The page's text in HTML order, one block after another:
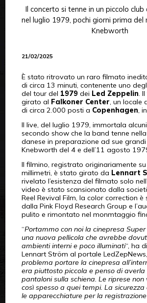
Il concerto si tenne in un piccolo club
nel luglio 1979, pochi giorni prima del
Knebworth
21/02/2025
È stato ritrovato un raro filmato
di circa 13 minuti, contenente uno
del tour del 1979dei Led Zeppelin.
girato al Falkoner Center, un locale
di circa 2.000 posti a Copenhagen,
Il live, del luglio 1979, immortala
secondo show che la band tenne
danese in preparazione ad sue
Knebworth del 4 e dell’11 agosto
Il filmino, registrato originariamente
millimetri, è stato girato da Lennart
rivelato l’esistenza del filmato solo
video è stato scansionato dalla
Reel Revival Film, la color correction
dalla Pink Floyd Research Group e
pulito e rimontato nel monmtaggio
“Portammo con noi la cinepresa
una nuova pellicola che avrebbe
ambienti interni e poco illuminati“, ha
Lennart Ström al portale
problema portare la cinepresa
era piuttosto piccola e penso di averla
pantaloni sulla schiena. Le riprese
così spesso a quei tempi. La
le apparecchiature per la registrazione